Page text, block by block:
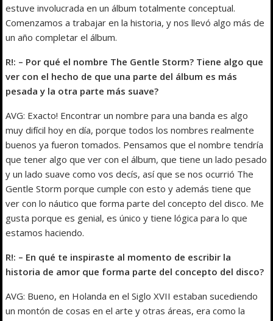
estuve involucrada en un álbum totalmente conceptual.
Comenzamos a trabajar en la historia, y nos llevó algo más de
un año completar el álbum.
R!: – Por qué el nombre The Gentle Storm? Tiene algo que
ver con el hecho de que una parte del álbum es más
pesada y la otra parte más suave?
AVG: Exacto! Encontrar un nombre para una banda es algo
muy difícil hoy en día, porque todos los nombres realmente
buenos ya fueron tomados. Pensamos que el nombre tendría
que tener algo que ver con el álbum, que tiene un lado pesado
y un lado suave como vos decís, así que se nos ocurrió The
Gentle Storm porque cumple con esto y además tiene que
ver con lo náutico que forma parte del concepto del disco. Me
gusta porque es genial, es único y tiene lógica para lo que
estamos haciendo.
R!: – En qué te inspiraste al momento de escribir la
historia de amor que forma parte del concepto del disco?
AVG: Bueno, en Holanda en el Siglo XVII estaban sucediendo
un montón de cosas en el arte y otras áreas, era como la